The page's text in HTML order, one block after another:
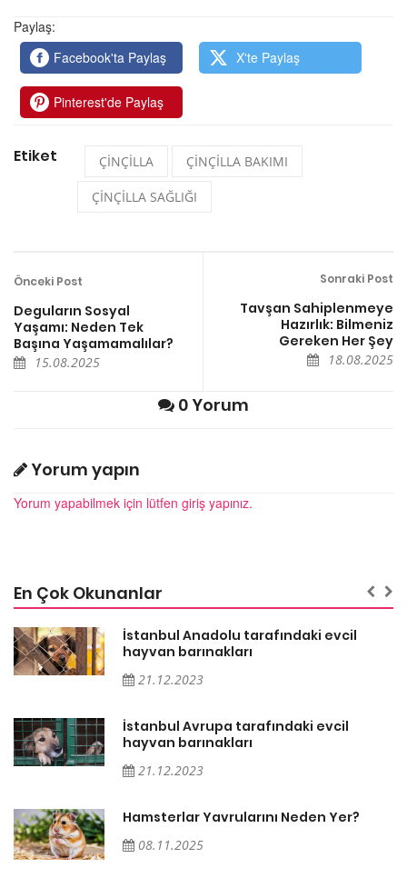
Paylaş:
Facebook'ta Paylaş
X'te Paylaş
Pinterest'de Paylaş
Etiket ÇİNÇİLLA ÇİNÇİLLA BAKIMI
ÇİNÇİLLA SAĞLIĞI
Önceki Post
Deguların Sosyal
Yaşamı: Neden Tek
Başına Yaşamamalılar?
15.08.2025
Sonraki Post
Tavşan Sahiplenmeye
Hazırlık: Bilmeniz
Gereken Her Şey
18.08.2025
0 Yorum
Yorum yapın
Yorum yapabilmek için lütfen giriş yapınız.
En Çok Okunanlar
İstanbul Anadolu tarafındaki evcil
hayvan barınakları
21.12.2023
İstanbul Avrupa tarafındaki evcil
hayvan barınakları
21.12.2023
Hamsterlar Yavrularını Neden Yer?
08.11.2025